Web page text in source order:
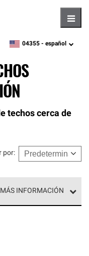
zipcode,language
04355 - español
techos cerca de
por:
MÁS INFORMACIÓN
de techos
requisitos estrictos